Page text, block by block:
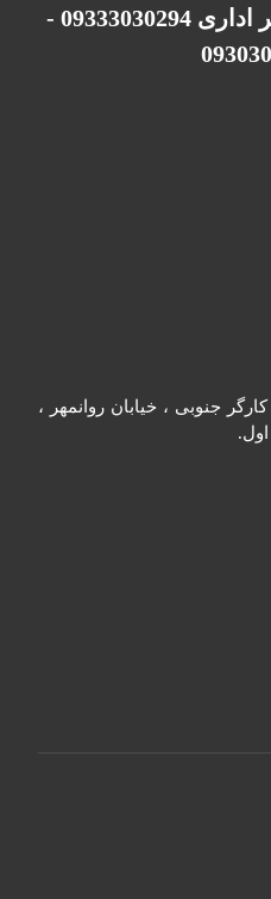
پشتیبانی در ساعات غیر اداری 09333030294 -
جنوبی ، خیابان روانمهر ،